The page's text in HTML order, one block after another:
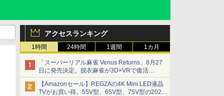
アクセスランキング
1時間 24時間 1週間 1カ月
「スーパーリアル麻雀 Venus Returns」8月27
日に発売決定。脱衣麻雀が3D×VRで復活
発売から2週間は20%オフになるセールが実施
【Amazonセール】REGZAの4K Mini LED液晶
TVがお買い得。55V型、65V型、75V型の2026